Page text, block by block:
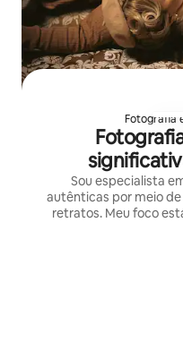
Fotografia
Sou especialista
autênticas por meio
retratos. Meu foco